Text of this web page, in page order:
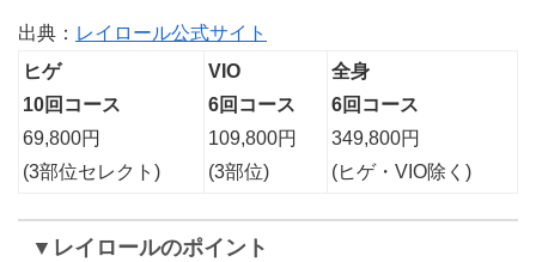
出典： レイロール公式サイト
ヒゲ
10回コース
69,800円
(3部位セレクト)
VIO
6回コース
109,800円
(3部位)
全身
6回コース
349,800円
(ヒゲ・VIO除く)
▼レイロールのポイント